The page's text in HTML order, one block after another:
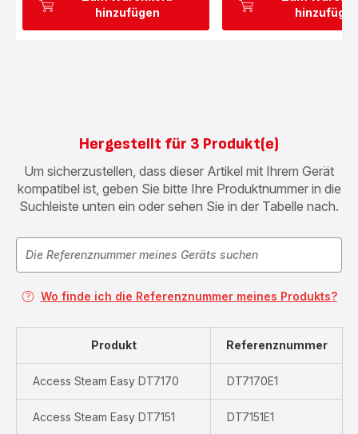
hinzufügen
Hergestellt für 3 Produkt(e)
Um sicherzustellen, dass dieser Artikel mit Ihrem Gerät
kompatibel ist, geben Sie bitte Ihre Produktnummer in die
Suchleiste unten ein oder sehen Sie in der Tabelle nach.
Wo finde ich die Referenznummer meines Produkts?
Produkt Referenznummer
Access Steam Easy DT7170 DT7170E1
Access Steam Easy DT7151 DT7151E1